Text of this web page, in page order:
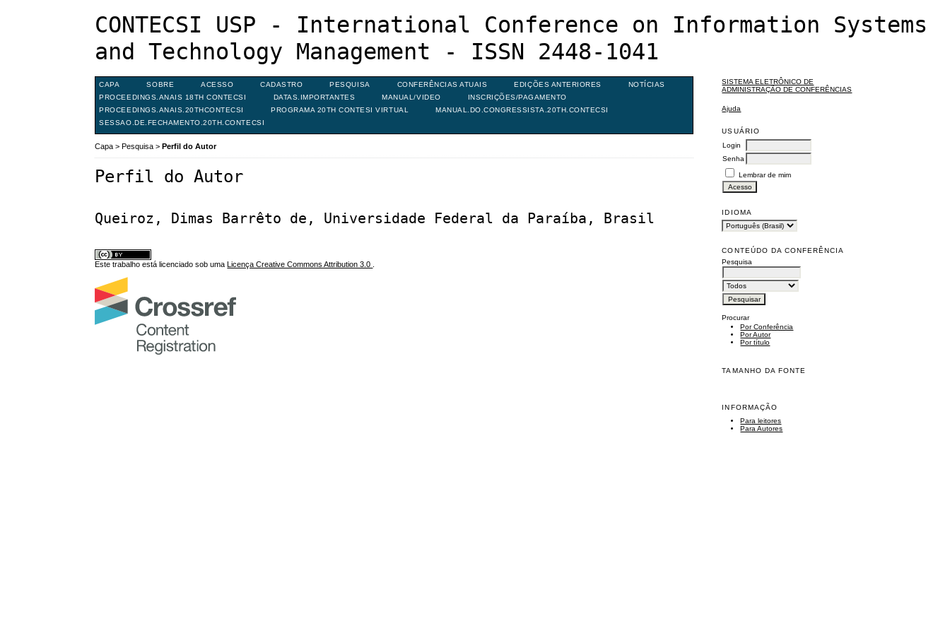
CONTECSI USP - International Conference on Information Systems
and Technology Management - ISSN 2448-1041
SISTEMA ELETRÔNICO DE
ADMINISTRAÇÃO DE CONFERÊNCIAS
Ajuda
USUÁRIO
Login
Senha
Lembrar de mim
IDIOMA
CONTEÚDO DA CONFERÊNCIA
Pesquisa
Procurar
Por Conferência
Por Autor
Por título
TAMANHO DA FONTE
INFORMAÇÃO
Para leitores
Para Autores
CAPA SOBRE ACESSO CADASTRO PESQUISA CONFERÊNCIAS ATUAIS EDIÇÕES ANTERIORES
NOTÍCIAS
PROCEEDINGS.ANAIS 18TH CONTECSI
DATAS.IMPORTANTES MANUAL/VIDEO
INSCRIÇÕES/PAGAMENTO
PROCEEDINGS.ANAIS.20THCONTECSI
PROGRAMA 20TH CONTESI VIRTUAL
MANUAL.DO.CONGRESSISTA.20TH.CONTECSI
SESSAO.DE.FECHAMENTO.20TH.CONTECSI
Capa >Pesquisa >Perfil do Autor
Perfil do Autor
Queiroz, Dimas Barrêto de, Universidade Federal da Paraíba, Brasil
Este trabalho está licenciado sob uma Licença Creative Commons Attribution 3.0